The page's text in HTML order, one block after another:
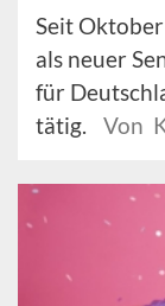
Seit
als neuer
für
tätig.
Von